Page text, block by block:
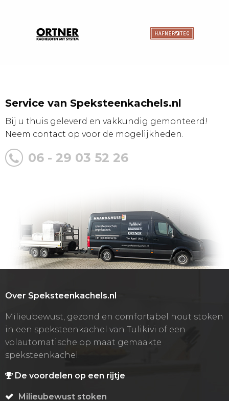
Service van Speksteenkachels.nl
Bij u thuis geleverd en vakkundig gemonteerd!
Neem contact op voor de mogelijkheden.
06 - 29 03 52 26
Over Speksteenkachels.nl
Milieubewust, gezond en comfortabel hout stoken
in een speksteenkachel van Tulikivi of een
volautomatische op maat gemaakte
speksteenkachel.
De voordelen op een rijtje
Milieubewust stoken